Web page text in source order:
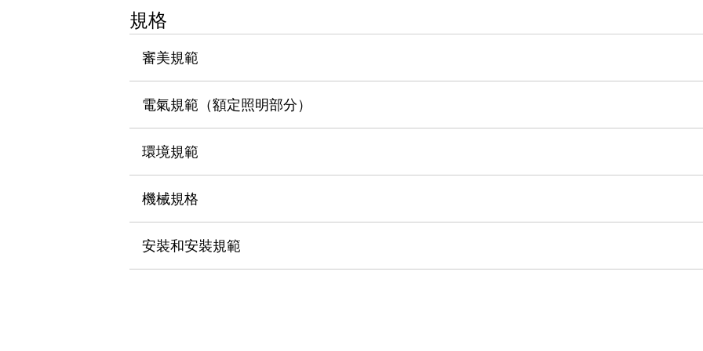
使人機協作更安全、更高效
提高半導體製造裝置設計自由度的方法
瞬間完成開關的更換，避免停機時間拉長
瀏覽全部
規格
審美規範
電氣規範（額定照明部分）
環境規範
機械規格
安裝和安裝規範